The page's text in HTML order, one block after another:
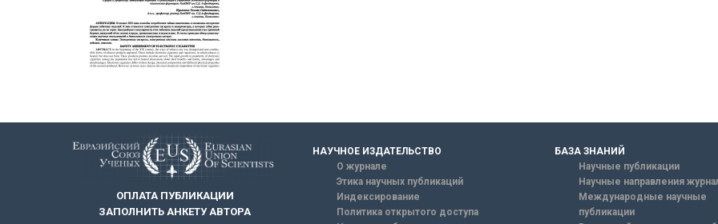
ОПЛАТА ПУБЛИКАЦИИ
ЗАПОЛНИТЬ АНКЕТУ АВТОРА
НАУЧНОЕ ИЗДАТЕЛЬСТВО
О журнале
Этика научных публикаций
Индексирование
Политика открытого доступа
БАЗА ЗНАНИЙ
Научные публикации
Научные направления
Международные научные
публикации